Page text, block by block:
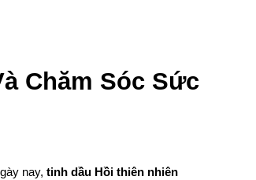
Chăm Sóc Sức
nay,tinh dầu Hồi thiên nhiên